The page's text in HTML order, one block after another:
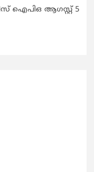
ഐപിഒ ആഗസ്റ്റ് 5